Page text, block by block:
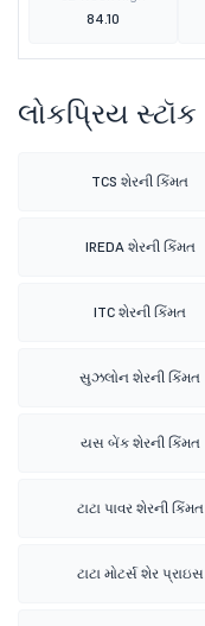
84.10
લોકપ્રિય સ્ટૉક
TCS શેરની કિંમત
IREDA શેરની કિંમત
ITC શેરની કિંમત
સુઝલોન શેરની કિંમત
યસ બેંક શેરની કિંમત
ટાટા પાવર શેરની કિંમત
ટાટા મોટર્સ શેર પ્રાઇસ